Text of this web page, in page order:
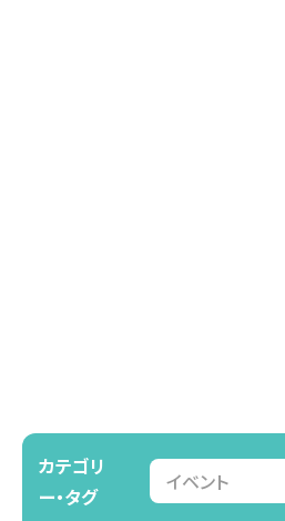
カテゴリ
ー・タグ